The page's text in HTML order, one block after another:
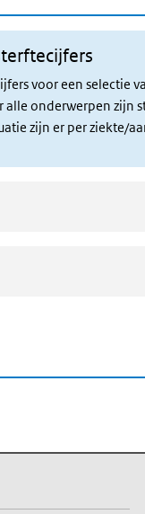
voor een selectie
alle onderwerpen zijn
zijn er per ziekte/